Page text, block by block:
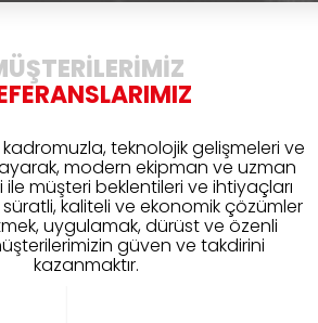
teknolojik gelişmeleri ve
modern ekipman ve uzman
müşteri beklentileri ve ihtiyaçları
kaliteli ve ekonomik çözümler
uygulamak, dürüst ve özenli
güven ve takdirini
kazanmaktır.